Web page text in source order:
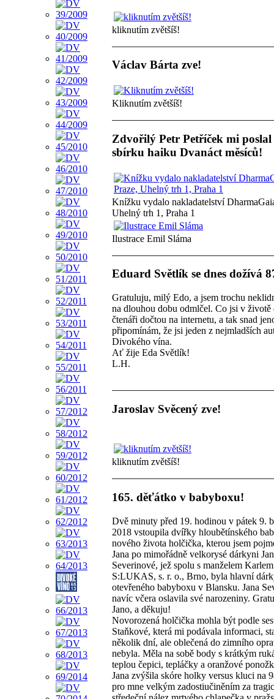
kliknutím zvětšíš!
Václav Bárta zve!
Kliknutím zvětšíš!
Zdvořilý Petr Petříček mi
sbírku haiku Dvanáct měsíců!
Knížku vydalo nakladatelství
Uhelný trh 1, Praha 1
Ilustrace Emil Sláma
Eduard Světlík se dnes dožívá
Gratuluju, milý Edo, a jsem trochu
na dlouhou dobu odmlčel. Co jsi v životě
čtenáři dočtou na internetu, a tak snad
připomínám, že jsi jeden z nejmladších
Divokého vína.
Ať žije Eda Světlík!
L.H.
Jaroslav Svěcený zve!
kliknutím zvětšíš!
165. děťátko v babyboxu!
Dvě minuty před 19. hodinou v pátek 9.
2018 vstoupila dvířky hloubětínského
nového života holčička, kterou jsem
Jana po mimořádně velkorysé dárkyni
Severinové, jež spolu s manželem
S:LUKAS, s. r. o., Brno, byla hlavní
otevřeného babyboxu v Blansku. Jana
navíc včera oslavila své narozeniny.
Jano, a děkuju!
Novorozená holčička mohla být podle
Staňkové, která mi podávala informaci,
několik dní, ale oblečená do zimního
nebyla. Měla na sobě body s krátkým
teplou čepici, tepláčky a oranžové
Jana zvýšila skóre holky versus kluci na
pro mne velkým zadostiučiněním za